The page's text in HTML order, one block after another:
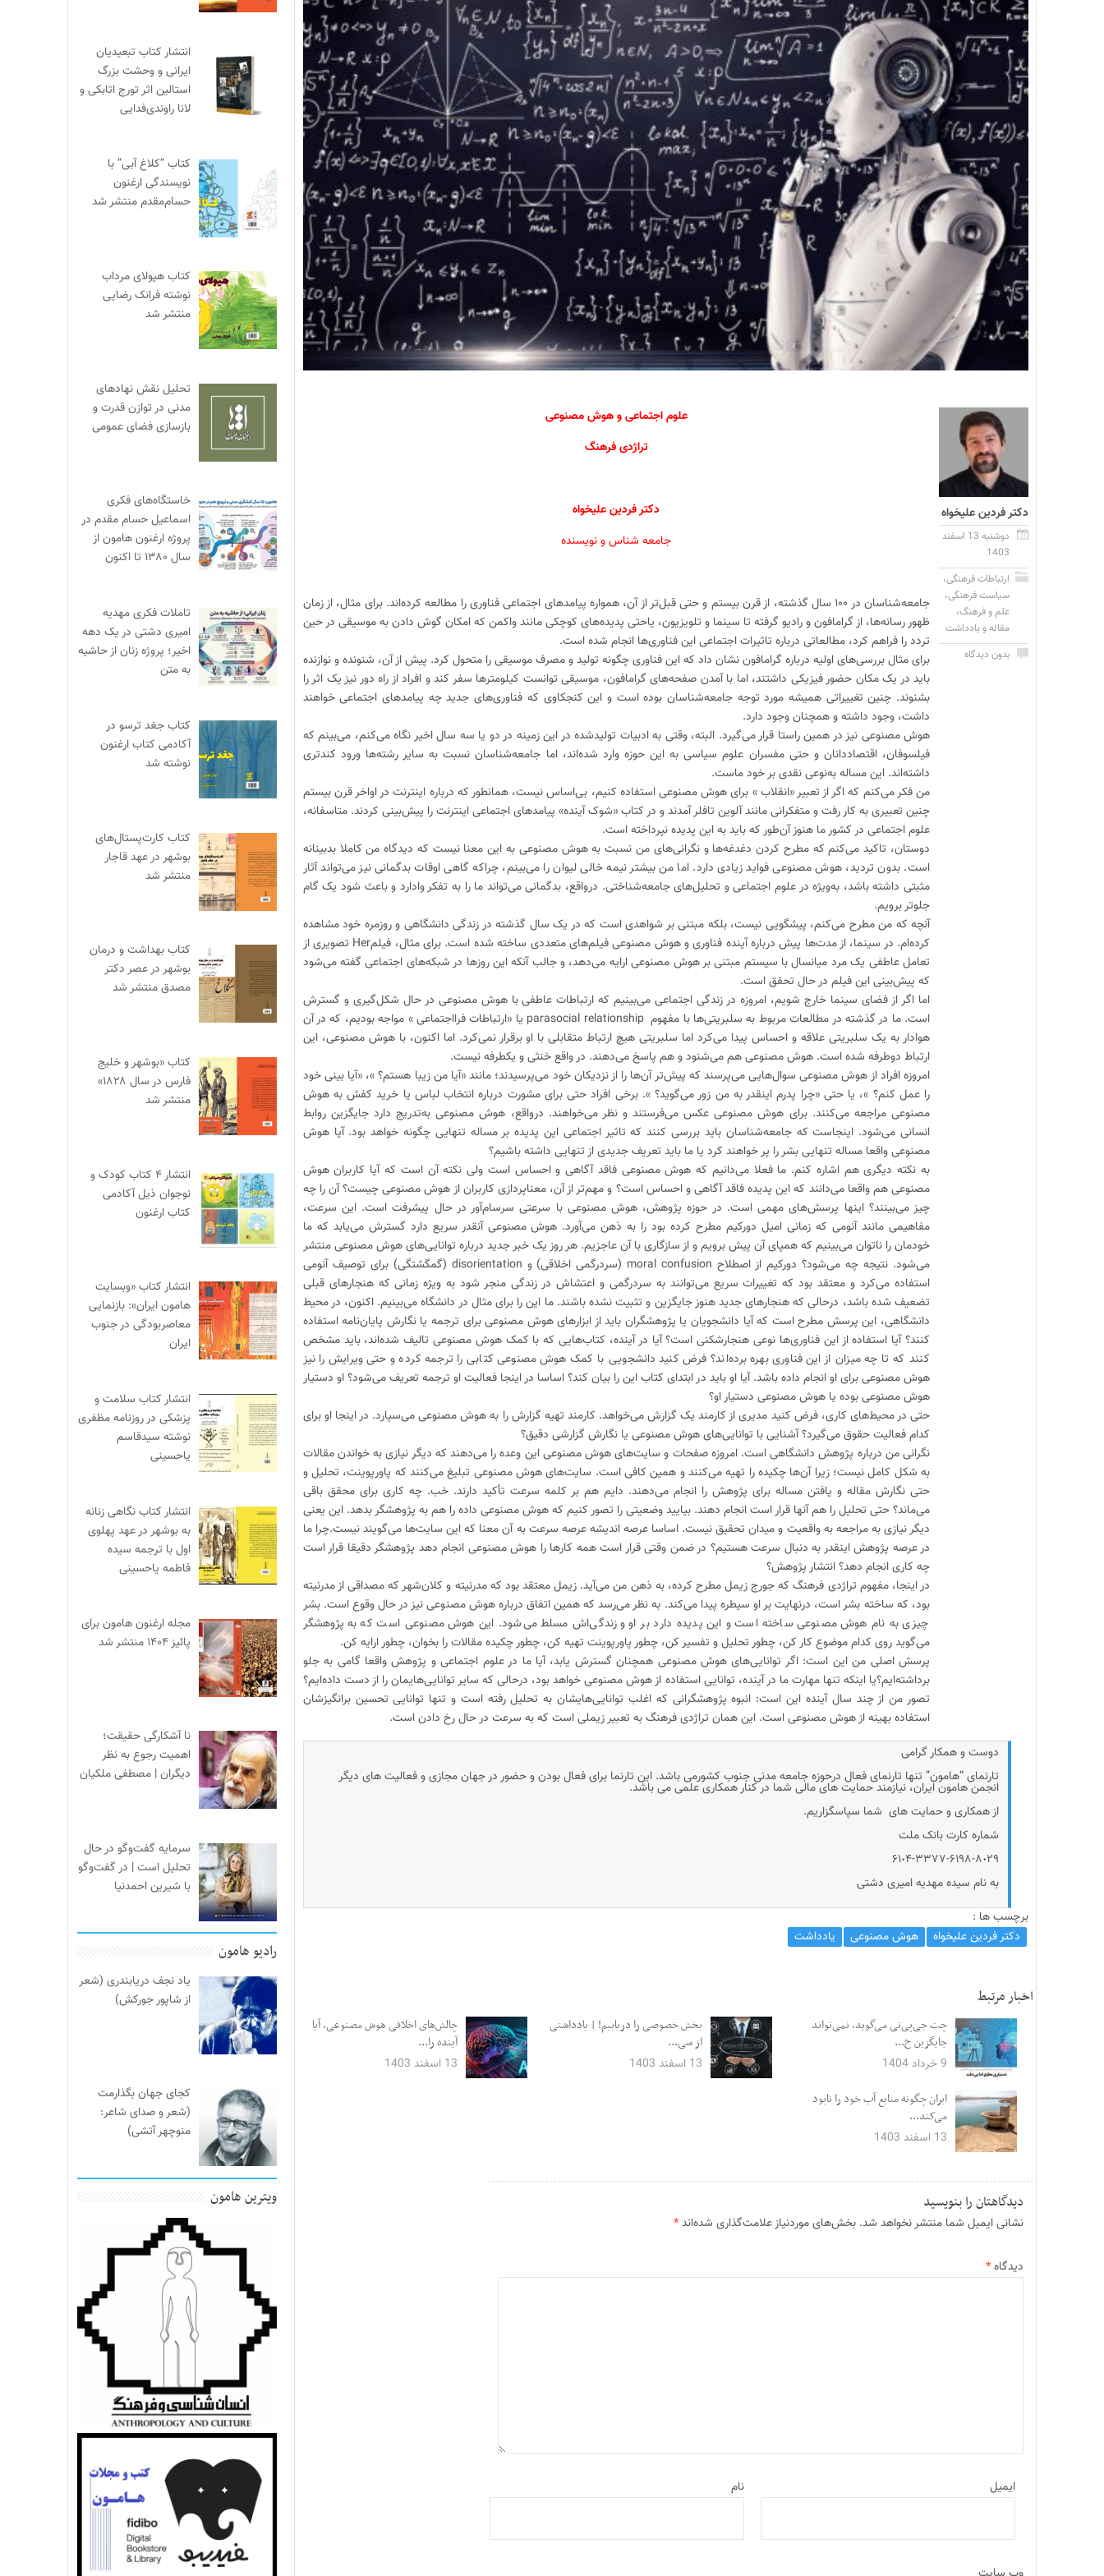
دکتر فردین علیخواه
دوشنبه 13 اسفند
1403
ارتباطات فرهنگی،
سیاست فرهنگی،
علم و فرهنگ،
مقاله و یادداشت
بدون دیدگاه
علوم اجتماعی و هوش مصنوعی
تراژدی فرهنگ
دکتر فردین علیخواه
جامعه شناس و نویسنده
جامعه‌شناسان در ۱۰۰ سال گذشته، از قرن بیستم و حتی قبل‌تر از آن، همواره پیامدهای اجتماعی فناوری را مطالعه کرده‌اند. برای مثال، از زمان
ظهور رسانه‌ها، از گرامافون و رادیو گرفته تا سینما و تلویزیون، یاحتی پدیده‌های کوچکی مانند واکمن که امکان گوش دادن به موسیقی در حین
تردد را فراهم کرد، مطالعاتی درباره تاثیرات اجتماعی این فناوری‌ها انجام شده است.
برای مثال بررسی‌های اولیه درباره گرامافون نشان داد که این فناوری چگونه تولید و مصرف موسیقی را متحول کرد. پیش از آن، شنونده و نوازنده
باید در یک مکان حضور فیزیکی داشتند، اما با آمدن صفحه‌های گرامافون، موسیقی توانست کیلومترها سفر کند و افراد از راه دور نیز یک اثر را
بشنوند. چنین تغییراتی همیشه مورد توجه جامعه‌شناسان بوده است و این کنجکاوی که فناوری‌های جدید چه پیامدهای اجتماعی خواهند
داشت، وجود داشته و همچنان وجود دارد.
هوش مصنوعی نیز در همین راستا قرار می‌گیرد. البته، وقتی به ادبیات تولیدشده در این زمینه در دو یا سه سال اخیر نگاه می‌کنم، می‌بینم که
فیلسوفان، اقتصاددانان و حتی مفسران علوم سیاسی به این حوزه وارد شده‌اند، اما جامعه‌شناسان نسبت به سایر رشته‌ها ورود کندتری
داشته‌اند. این مساله به‌نوعی نقدی بر خود ماست.
من فکر می‌کنم که اگر از تعبیر «انقلاب » برای هوش مصنوعی استفاده کنیم، بی‌اساس نیست، همانطور که درباره اینترنت در اواخر قرن بیستم
چنین تعبیری به کار رفت و متفکرانی مانند آلوین تافلر آمدند و در کتاب «شوک آینده» پیامدهای اجتماعی اینترنت را پیش‌بینی کردند. متاسفانه،
علوم اجتماعی در کشور ما هنوز آن‌طور که باید به این پدیده نپرداخته است.
دوستان، تاکید می‌کنم که مطرح کردن دغدغه‌ها و نگرانی‌های من نسبت به هوش مصنوعی به این معنا نیست که دیدگاه من کاملا بدبینانه
است. بدون تردید، هوش مصنوعی فواید زیادی دارد. اما من بیشتر نیمه خالی لیوان را می‌بینم، چراکه گاهی اوقات بدگمانی نیز می‌تواند آثار
مثبتی داشته باشد، به‌ویژه در علوم اجتماعی و تحلیل‌های جامعه‌شناختی. درواقع، بدگمانی می‌تواند ما را به تفکر وادارد و باعث شود یک گام
جلوتر برویم.
آنچه که من مطرح می‌کنم، پیشگویی نیست، بلکه مبتنی بر شواهدی است که در یک سال گذشته در زندگی دانشگاهی و روزمره خود مشاهده
کرده‌ام. در سینما، از مدت‌ها پیش درباره آینده فناوری و هوش مصنوعی فیلم‌های متعددی ساخته شده است. برای مثال، فیلمHer تصویری از
تعامل عاطفی یک مرد میانسال با سیستم مبتنی بر هوش مصنوعی ارایه می‌دهد، و جالب آنکه این روزها در شبکه‌های اجتماعی گفته می‌شود
که پیش‌بینی این فیلم در حال تحقق است.
اما اگر از فضای سینما خارج شویم، امروزه در زندگی اجتماعی می‌بینیم که ارتباطات عاطفی با هوش مصنوعی در حال شکل‌گیری و گسترش
است. ما در گذشته در مطالعات مربوط به سلبریتی‌ها با مفهوم parasocial relationship یا «ارتباطات فرااجتماعی » مواجه بودیم، که در آن
هوادار به یک سلبریتی علاقه و احساس پیدا می‌کرد اما سلبریتی هیچ ارتباط متقابلی با او برقرار نمی‌کرد. اما اکنون، با هوش مصنوعی، این
ارتباط دوطرفه شده است. هوش مصنوعی هم می‌شنود و هم پاسخ می‌دهند. در واقع خنثی و یکطرفه نیست.
امروزه افراد از هوش مصنوعی سوال‌هایی می‌پرسند که پیش‌تر آن‌ها را از نزدیکان خود می‌پرسیدند؛ مانند «آیا من زیبا هستم؟ »، «آیا بینی خود
را عمل کنم؟ »، یا حتی «چرا پدرم اینقدر به من زور می‌گوید؟ ». برخی افراد حتی برای مشورت درباره انتخاب لباس یا خرید کفش به هوش
مصنوعی مراجعه می‌کنند. برای هوش مصنوعی عکس می‌فرستند و نظر می‌خواهند. درواقع، هوش مصنوعی به‌تدریج دارد جایگزین روابط
انسانی می‌شود. اینجاست که جامعه‌شناسان باید بررسی کنند که تاثیر اجتماعی این پدیده بر مساله تنهایی چگونه خواهد بود. آیا هوش
مصنوعی واقعا مساله تنهایی بشر را پر خواهند کرد یا ما باید تعریف جدیدی از تنهایی داشته باشیم؟
به نکته دیگری هم اشاره کنم. ما فعلا می‌دانیم که هوش مصنوعی فاقد آگاهی و احساس است ولی نکته آن است که آیا کاربران هوش
مصنوعی هم واقعا می‌دانند که این پدیده فاقد آگاهی و احساس است؟ و مهم‌تر از آن، معناپردازی کاربران از هوش مصنوعی چیست؟ آن را چه
چیز می‌بینند؟ اینها پرسش‌های مهمی است. در حوزه پژوهش، هوش مصنوعی با سرعتی سرسام‌آور در حال پیشرفت است. این سرعت،
مفاهیمی مانند آنومی که زمانی امیل دورکیم مطرح کرده بود را به ذهن می‌آورد. هوش مصنوعی آنقدر سریع دارد گسترش می‌یابد که ما
خودمان را ناتوان می‌بینیم که همپای آن پیش برویم و از سازگاری با آن عاجزیم. هر روز یک خبر جدید درباره توانایی‌های هوش مصنوعی منتشر
می‌شود. نتیجه چه می‌شود؟ دورکیم از اصطلاح moral confusion (سردرگمی اخلاقی) و disorientation (گمگشتگی) برای توصیف آنومی
استفاده می‌کرد و معتقد بود که تغییرات سریع می‌توانند به سردرگمی و اعتشاش در زندگی منجر شود به ویژه زمانی که هنجارهای قبلی
تضعیف‌ شده باشد، درحالی که هنجارهای جدید هنوز جایگزین و تثبیت نشده باشند. ما این را برای مثال در دانشگاه می‌بینیم. اکنون، در محیط
دانشگاهی، این پرسش مطرح است که آیا دانشجویان یا پژوهشگران باید از ابزارهای هوش مصنوعی برای ترجمه یا نگارش پایان‌نامه استفاده
کنند؟ آیا استفاده از این فناوری‌ها نوعی هنجارشکنی است؟ آیا در آینده، کتاب‌هایی که با کمک هوش مصنوعی تالیف شده‌اند، باید مشخص
کنند که تا چه میزان از این فناوری بهره برده‌اند؟ فرض کنید دانشجویی با کمک هوش مصنوعی کتابی را ترجمه کرده و حتی ویرایش را نیز
هوش مصنوعی برای او انجام داده باشد. آیا او باید در ابتدای کتاب این را بیان کند؟ اساسا در اینجا فعالیت او ترجمه تعریف می‌شود؟ او دستیار
هوش مصنوعی بوده یا هوش مصنوعی دستیار او؟
حتی در محیط‌های کاری، فرض کنید مدیری از کارمند یک گزارش می‌خواهد. کارمند تهیه گزارش را به هوش مصنوعی می‌سپارد. در اینجا او برای
کدام فعالیت حقوق می‌گیرد؟ آشنایی با توانایی‌های هوش مصنوعی یا نگارش گزارشی دقیق؟
نگرانی من درباره پژوهش دانشگاهی است. امروزه صفحات و سایت‌های هوش مصنوعی این وعده را می‌دهند که دیگر نیازی به خواندن مقالات
به شکل کامل نیست؛ زیرا آن‌ها چکیده را تهیه می‌کنند و همین کافی است. سایت‌های هوش مصنوعی تبلیغ می‌کنند که پاورپوینت، تحلیل و
حتی نگارش مقاله و یافتن مساله برای پژوهش را انجام می‌دهند. دایم هم بر کلمه سرعت تأکید دارند. خب. چه کاری برای محقق باقی
می‌ماند؟ حتی تحلیل را هم آنها قرار است انجام ‌دهند. بیایید وضعیتی را تصور کنیم که هوش مصنوعی داده را هم به پژوهشگر بدهد. این یعنی
دیگر نیازی به مراجعه به واقعیت و میدان تحقیق نیست. اساسا عرصه اندیشه عرصه سرعت به آن معنا که این سایت‌ها می‌گویند نیست.چرا ما
در عرصه پژوهش اینقدر به دنبال سرعت هستیم؟ در ضمن وقتی قرار است همه کارها را هوش مصنوعی انجام دهد پژوهشگر دقیقا قرار است
چه کاری انجام دهد؟ انتشار پژوهش؟
در اینجا، مفهوم تراژدی فرهنگ که جورج زیمل مطرح کرده، به ذهن من می‌آید. زیمل معتقد بود که مدرنیته و کلان‌شهر که مصداقی از مدرنیته
بود، که ساخته بشر است، درنهایت بر او سیطره پیدا می‌کند. به نظر می‌رسد که همین اتفاق درباره هوش مصنوعی نیز در حال وقوع است. بشر
چیزی به نام هوش مصنوعی ساخته است و این پدیده دارد بر او و زندگی‌اش مسلط می‌شود. این هوش مصنوعی است که به پژوهشگر
می‌گوید روی کدام موضوع کار کن، چطور تحلیل و تفسیر کن، چطور پاورپوینت تهیه کن، چطور چکیده مقالات را بخوان، چطور ارایه کن.
پرسش اصلی من این است: اگر توانایی‌های هوش مصنوعی همچنان گسترش یابد، آیا ما در علوم اجتماعی و پژوهش واقعا گامی به جلو
برداشته‌ایم؟یا اینکه تنها مهارت ما در آینده، توانایی استفاده از هوش مصنوعی خواهد بود، درحالی که سایر توانایی‌هایمان را از دست داده‌ایم؟
تصور من از چند سال آینده این است: انبوه پژوهشگرانی که اغلب توانایی‌هایشان به تحلیل رفته است و تنها توانایی تحسین برانگیزشان
استفاده بهینه از هوش مصنوعی است. این همان تراژدی فرهنگ به تعبیر زیملی است که به سرعت در حال رخ دادن است.
دوست و همکار گرامی
تارنمای “هامون” تنها تارنمای فعال درحوزه جامعه مدنی جنوب کشورمی باشد. این تارنما برای فعال بودن و حضور در جهان مجازی و فعالیت های دیگر
انجمن هامون ایران، نیازمند حمایت های مالی شما در کنار همکاری علمی می باشد.
از همکاری و حمایت های شما سپاسگزاریم.
شماره کارت بانک ملت
۶۱٠۴-۳۳۷۷-۶۱۹۸-۸٠۲۹
به نام سیده مهدیه امیری دشتی
برچسب ها :
دکتر فردین علیخواه
هوش مصنوعی یادداشت
اخبار مرتبط
چت جی‌پی‌تی می‌گوید، نمی‌تواند
جایگزین خ...
9 خرداد 1404
بخش خصوصی را دریابیم! | یادداشتی
از سی...
13 اسفند 1403
چالش‌های اخلاقی هوش مصنوعی، آیا
آینده را...
13 اسفند 1403
ایران چگونه منابع آب خود را نابود
می‌کند...
13 اسفند 1403
دیدگاهتان را بنویسید
نشانی ایمیل شما منتشر نخواهد شد. بخش‌های موردنیاز علامت‌گذاری شده‌اند*
دیدگاه*
نام ایمیل
انتشار کتاب تبعیدیان
ایرانی و وحشت بزرگ
استالین اثر تورج اتابکی و
لانا راوندی‌فدایی
کتاب “کلاغ آبی” با
نویسندگی ارغنون
حسام‌مقدم منتشر شد
کتاب هیولای مرداب
نوشته فرانک رضایی
منتشر شد
تحلیل نقش نهادهای
مدنی در توازن قدرت و
بازسازی فضای عمومی
خاستگاه‌های فکری
اسماعیل حسام مقدم در
پروژه ارغنون هامون از
سال ۱۳۸۰ تا اکنون
تاملات فکری مهدیه
امیری دشتی در یک دهه
اخیر؛ پروژه زنان از حاشیه
به متن
کتاب جغد ترسو در
آکادمی کتاب ارغنون
نوشته شد
کتاب کارت‌پستال‌های
بوشهر در عهد قاجار
منتشر شد
کتاب بهداشت و درمان
بوشهر در عصر دکتر
مصدق منتشر شد
کتاب «بوشهر و خلیج
فارس در سال ۱۸۲۸»
منتشر شد
انتشار ۴ کتاب کودک و
نوجوان ذیل آکادمی
کتاب ارغنون
انتشار کتاب «وبسایت
هامون ایران»: بازنمایی
معاصربودگی در جنوب
ایران
انتشار کتاب سلامت و
پزشکی در روزنامه مظفری
نوشته سیدقاسم
یاحسینی
انتشار کتاب نگاهی زنانه
به بوشهر در عهد پهلوی
اول با ترجمه سیده
فاطمه یاحسینی
مجله ارغنون هامون برای
پائیز ۱۴۰۴ منتشر شد
نا آشکارگی حقیقت؛
اهمیت رجوع به نظر
دیگران | مصطفی ملکیان
سرمایه گفت‌وگو در حال
تحلیل است | در گفت‌وگو
با شیرین احمدنیا
رادیو هامون
یاد نجف دریابندری (شعر
از شاپور جورکش)
کجای جهان بگذارمت
(شعر و صدای شاعر:
منوچهر آتشی)
ویترین هامون